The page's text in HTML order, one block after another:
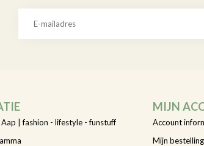
| fashion - lifestyle - funstuff
MIJN
Account
Mijn